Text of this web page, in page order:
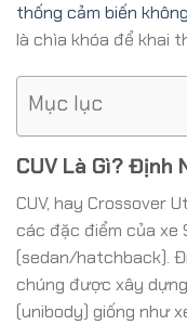
thống cảm biến
là chìa khóa để khai
Mục lục
CUV Là Gì? Định
CUV, hay Crossover
các đặc điểm của xe
(sedan/hatchback).
chúng được xây
(unibody) giống như